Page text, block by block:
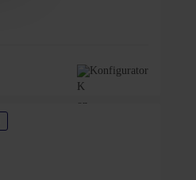
Konfigurator